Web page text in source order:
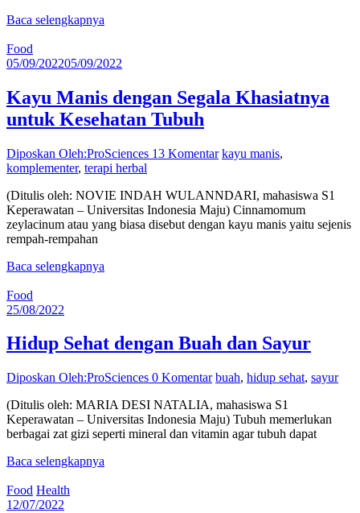
Baca selengkapnya
Food
05/09/202205/09/2022
Kayu Manis dengan Segala Khasiatnya
untuk Kesehatan Tubuh
Diposkan Oleh:ProSciences 13 Komentar kayu manis,
komplementer, terapi herbal
(Ditulis oleh: NOVIE INDAH WULANNDARI, mahasiswa S1
Keperawatan – Universitas Indonesia Maju) Cinnamomum
zeylacinum atau yang biasa disebut dengan kayu manis yaitu sejenis
rempah-rempahan
Baca selengkapnya
Food
25/08/2022
Hidup Sehat dengan Buah dan Sayur
Diposkan Oleh:ProSciences 0 Komentar buah, hidup sehat, sayur
(Ditulis oleh: MARIA DESI NATALIA, mahasiswa S1
Keperawatan – Universitas Indonesia Maju) Tubuh memerlukan
berbagai zat gizi seperti mineral dan vitamin agar tubuh dapat
Baca selengkapnya
Food Health
12/07/2022